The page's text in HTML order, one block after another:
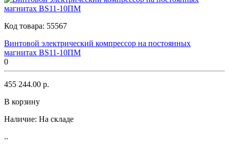
Код товара: 55567
Винтовой электрический компрессор на постоянных
магнитах BS11-10ПМ
0
455 244.00 р.
В корзину
Наличие: На складе
..